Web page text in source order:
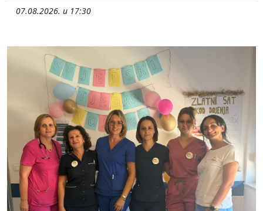
07.08.2026. u 17:30